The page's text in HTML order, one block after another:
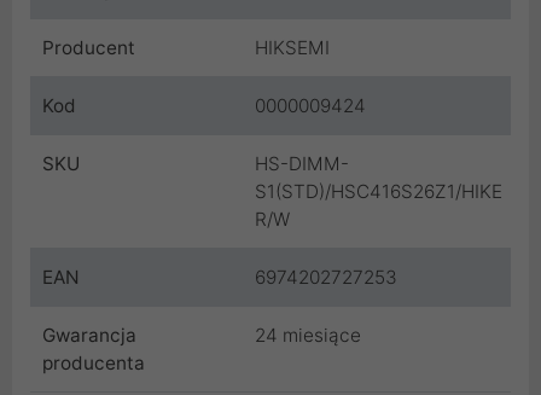
Producent HIKSEMI
Kod 0000009424
SKU
HS-DIMM-
S1(STD)/HSC416S26Z1/HIKE
R/W
EAN 6974202727253
Gwarancja
producenta
24 miesiące